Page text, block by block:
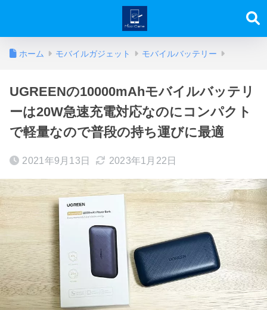
ホーム モバイルガジェット モバイルバッテリー
UGREENの10000mAhモバイルバッテリ
ーは20W急速充電対応なのにコンパクト
で軽量なので普段の持ち運びに最適
2021年9月13日 2023年1月22日